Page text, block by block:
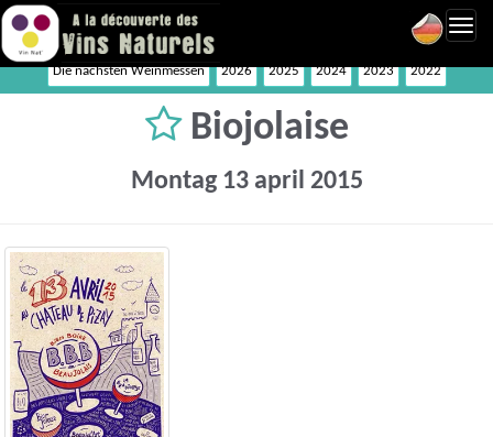
Die nächsten Weinmessen 2026 2025 2024 2023 2022
Biojolaise
Montag 13 april 2015